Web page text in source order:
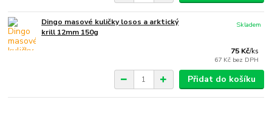
Dingo masové kuličky losos a arktický
krill 12mm 150g
75 Kč/ks
67 Kč bez DPH
Skladem
Přidat do košíku